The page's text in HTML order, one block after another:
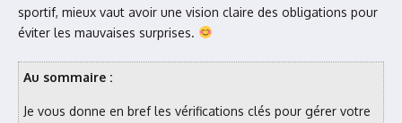
sportif, mieux vaut avoir une vision claire des obligations pour
éviter les mauvaises surprises.
Au sommaire :
Je vous donne en bref les vérifications clés pour gérer votre